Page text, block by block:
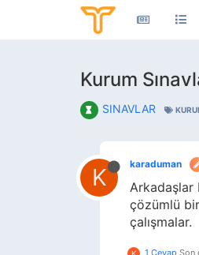
Kurum
SINAVLAR
K karaduman
Arkadaşlar
çözümlü
çalışmalar.
1 Cevap Son